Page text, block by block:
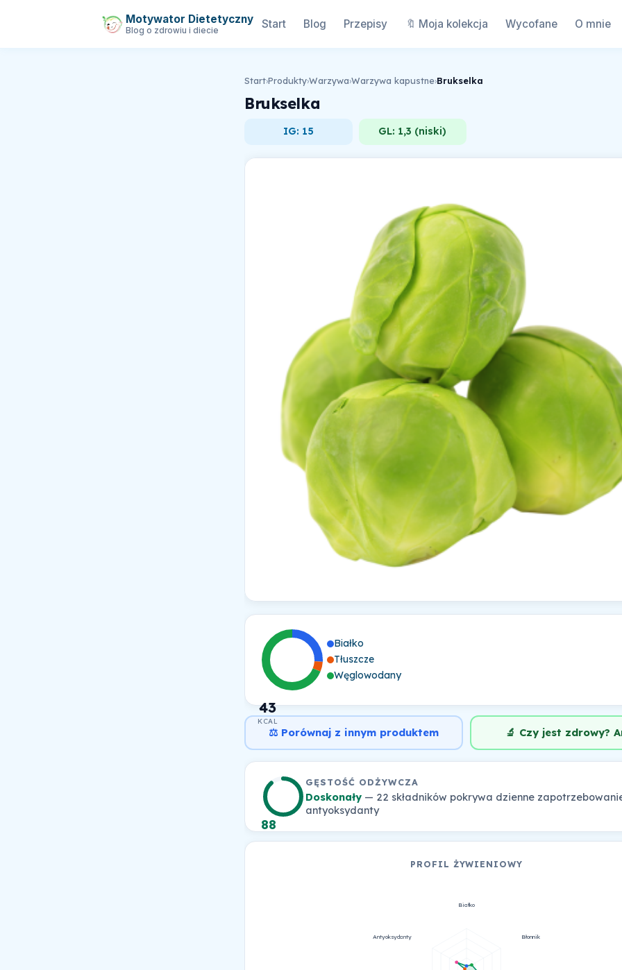
Motywator Dietetyczny
Blog o zdrowiu i diecie Start Blog Przepisy 🔖 Moja kolekcja Wycofane O mnie
Start›Produkty›Warzywa›Warzywa kapustne›Brukselka
Brukselka
IG: 15 GL: 1,3 (niski)
43
KCAL
Białko
Tłuszcze
Węglowodany
⚖️ Porównaj z innym produktem 🔬 Czy jest zdrowy?
88
GĘSTOŚĆ ODŻYWCZA
Doskonały— 22 składników pokrywa dzienne
antyoksydanty
PROFIL ŻYWIENIOWY
Białko
Błonnik
Antyoksydanty